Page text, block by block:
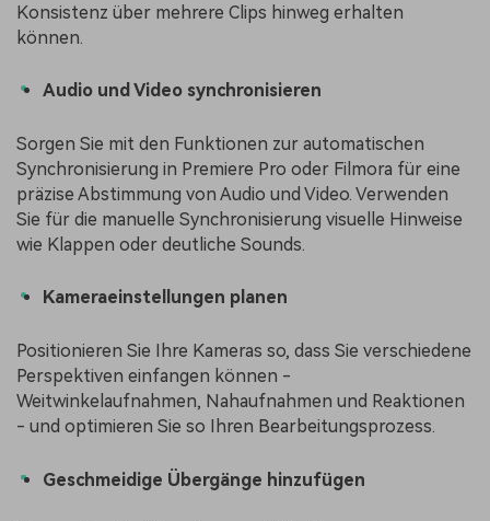
Konsistenz über mehrere Clips hinweg erhalten
können.
Audio und Video synchronisieren
Sorgen Sie mit den Funktionen zur automatischen
Synchronisierung in Premiere Pro oder Filmora für eine
präzise Abstimmung von Audio und Video. Verwenden
Sie für die manuelle Synchronisierung visuelle Hinweise
wie Klappen oder deutliche Sounds.
Kameraeinstellungen planen
Positionieren Sie Ihre Kameras so, dass Sie verschiedene
Perspektiven einfangen können -
Weitwinkelaufnahmen, Nahaufnahmen und Reaktionen
- und optimieren Sie so Ihren Bearbeitungsprozess.
Geschmeidige Übergänge hinzufügen